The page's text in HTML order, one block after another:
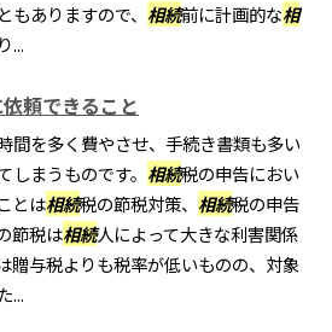
ありますので、 相続前に計画的な相
...
頼できること
間を多く費やさせ、手続き書類も多い
まうものです。 相続税の申告におい
とは相続税の節税対策、 相続税の申告
節税は相続人によって大きな利害関係
贈与税よりも税率が低いものの、対象
...